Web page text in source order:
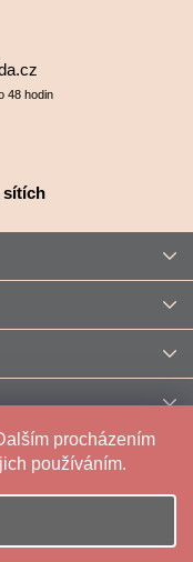
procházením
používáním.
48 hodin
sítích